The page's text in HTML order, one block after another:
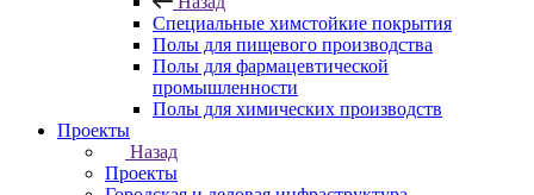
Специальные химстойкие покрытия
Полы для пищевого производства
Полы для фармацевтической
промышленности
Полы для химических производств
Проекты
Назад
Проекты